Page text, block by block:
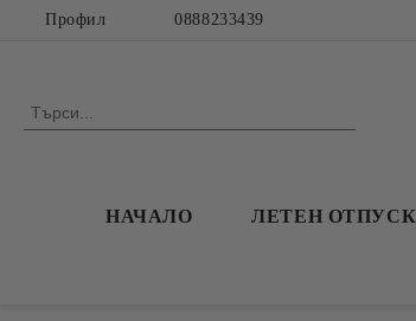
Профил 0888233439
НАЧАЛО ЛЕТЕН ОТПУСК